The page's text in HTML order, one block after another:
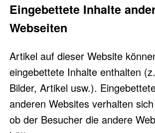
Eingebettete Inhalte
Webseiten
Artikel auf dieser Website
eingebettete Inhalte enthalten
Bilder, Artikel usw.).
anderen Websites verhalten
ob der Besucher die andere